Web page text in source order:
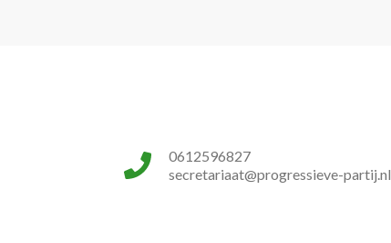
0612596827
secretariaat@progressieve-partij.nl